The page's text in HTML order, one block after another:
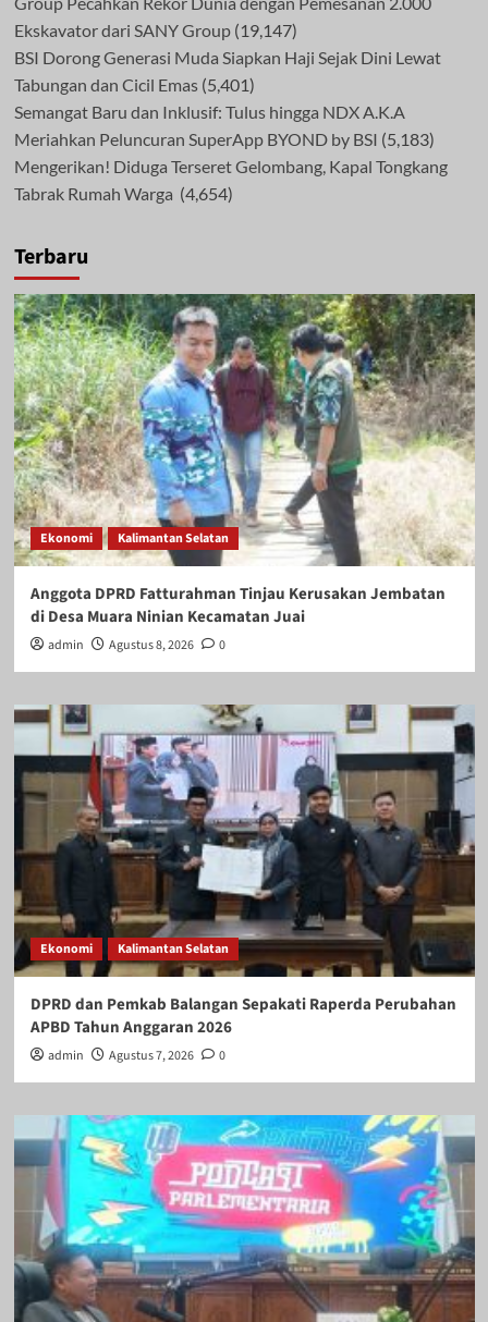
Ekskavator dari SANY Group (19,147)
BSI Dorong Generasi Muda Siapkan Haji Sejak Dini Lewat
Tabungan dan Cicil Emas (5,401)
Semangat Baru dan Inklusif: Tulus hingga NDX A.K.A
Meriahkan Peluncuran SuperApp BYOND by BSI (5,183)
Mengerikan! Diduga Terseret Gelombang, Kapal Tongkang
Tabrak Rumah Warga (4,654)
Terbaru
Ekonomi Kalimantan Selatan
Anggota DPRD Fatturahman Tinjau Kerusakan Jembatan
di Desa Muara Ninian Kecamatan Juai
admin Agustus 8, 2026 0
Ekonomi Kalimantan Selatan
DPRD dan Pemkab Balangan Sepakati Raperda Perubahan
APBD Tahun Anggaran 2026
admin Agustus 7, 2026 0